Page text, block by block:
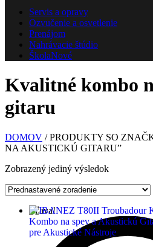
Servis a opravy
Ozvučenie a osvetlenie
Prenájom
Nahrávacie štúdio
ŠkolaNové
Kvalitné kombo
gitaru
DOMOV / PRODUKTY SO
NA AKUSTICKÚ GITARU”
Zobrazený jediný výsledok
Zľava!